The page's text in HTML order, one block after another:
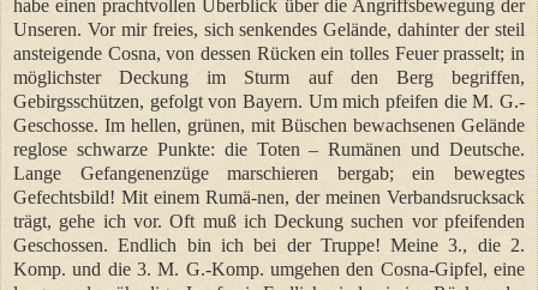
habe einen prachtvollen Überblick über die Angriffsbewegung der
Unseren. Vor mir freies, sich senkendes Gelände, dahinter der steil
ansteigende Cosna, von dessen Rücken ein tolles Feuer prasselt; in
möglichster Deckung im Sturm auf den Berg begriffen,
Gebirgsschützen, gefolgt von Bayern. Um mich pfeifen die M. G.-
Geschosse. Im hellen, grünen, mit Büschen bewachsenen Gelände
reglose schwarze Punkte: die Toten – Rumänen und Deutsche.
Lange Gefangenenzüge marschieren bergab; ein bewegtes
Gefechtsbild! Mit einem Rumä-nen, der meinen Verbandsrucksack
trägt, gehe ich vor. Oft muß ich Deckung suchen vor pfeifenden
Geschossen. Endlich bin ich bei der Truppe! Meine 3., die 2.
Komp. und die 3. M. G.-Komp. umgehen den Cosna-Gipfel, eine